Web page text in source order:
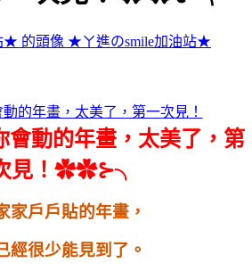
★ㄚ進のsmile加油站★
會動的年畫，太美了，第
見！✿✿⊱╮
家戶戶貼的年畫，
經很少能見到了。